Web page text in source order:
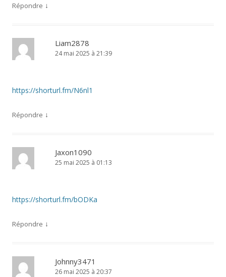
Répondre ↓
Liam2878
24 mai 2025 à 21:39
https://shorturl.fm/N6nl1
Répondre ↓
Jaxon1090
25 mai 2025 à 01:13
https://shorturl.fm/bODKa
Répondre ↓
Johnny3471
26 mai 2025 à 20:37